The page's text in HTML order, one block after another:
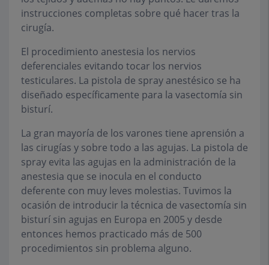
instrucciones completas sobre qué hacer tras la
cirugía.
El procedimiento anestesia los nervios
deferenciales evitando tocar los nervios
testiculares. La pistola de spray anestésico se ha
diseñado específicamente para la vasectomía sin
bisturí.
La gran mayoría de los varones tiene aprensión a
las cirugías y sobre todo a las agujas. La pistola de
spray evita las agujas en la administración de la
anestesia que se inocula en el conducto
deferente con muy leves molestias. Tuvimos la
ocasión de introducir la técnica de vasectomía sin
bisturí sin agujas en Europa en 2005 y desde
entonces hemos practicado más de 500
procedimientos sin problema alguno.